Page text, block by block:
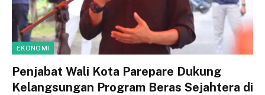
EKONOMI
Penjabat Wali Kota Parepare Dukung
Kelangsungan Program Beras Sejahtera di